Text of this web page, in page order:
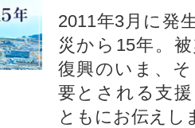
2011年3月に発
災から15年。
復興のいま、
要とされる支
ともにお伝えし